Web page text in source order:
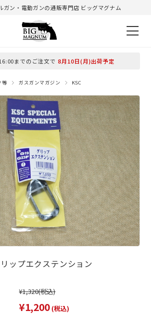
ガン・電動ガンの通販専門店 ビッグマグナム
までのご注文で 8月10日(月)出荷予定
等 ガスガンマガジン KSC
リップエクステンション
¥1,320(税込)
¥1,200 (税込)